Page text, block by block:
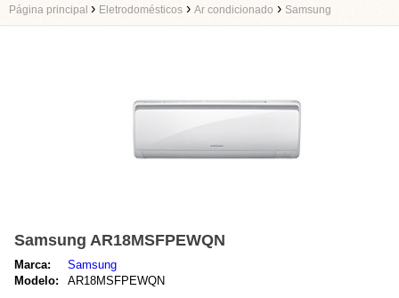
Página principal › Eletrodomésticos › Ar condicionado › Samsung
Samsung AR18MSFPEWQN
Marca:
Samsung
Modelo:
AR18MSFPEWQN